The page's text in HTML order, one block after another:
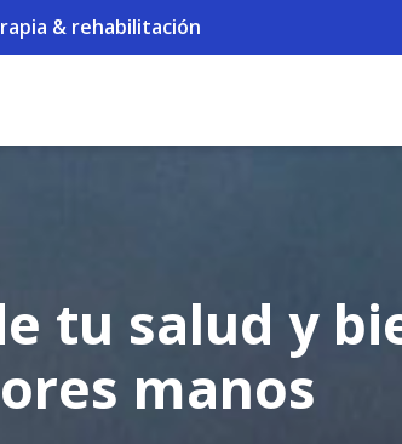
& rehabilitación
tu salud y
manos